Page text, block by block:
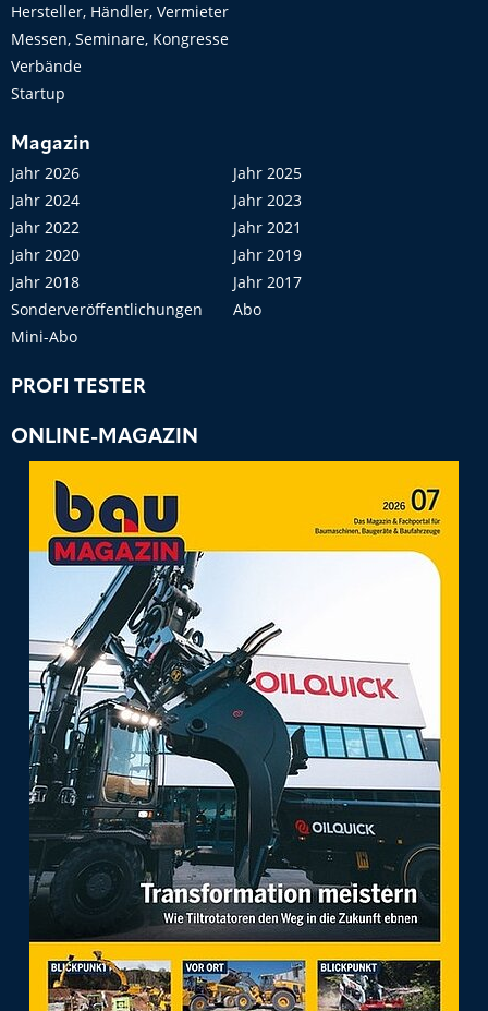
Hersteller, Händler, Vermieter
Messen, Seminare, Kongresse
Verbände
Startup
Magazin
Jahr 2026
Jahr 2025
Jahr 2024
Jahr 2023
Jahr 2022
Jahr 2021
Jahr 2020
Jahr 2019
Jahr 2018
Jahr 2017
Sonderveröffentlichungen
Abo
Mini-Abo
PROFI TESTER
ONLINE-MAGAZIN